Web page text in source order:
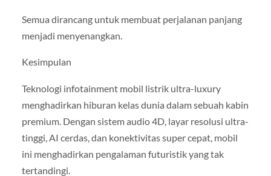
Semua dirancang untuk membuat perjalanan panjang
menjadi menyenangkan.
Kesimpulan
Teknologi infotainment mobil listrik ultra-luxury
menghadirkan hiburan kelas dunia dalam sebuah kabin
premium. Dengan sistem audio 4D, layar resolusi ultra-
tinggi, AI cerdas, dan konektivitas super cepat, mobil
ini menghadirkan pengalaman futuristik yang tak
tertandingi.